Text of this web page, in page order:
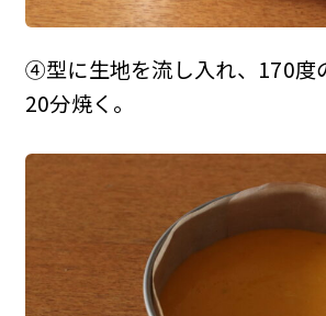
④型に生地を流し入れ、170度
20分焼く。